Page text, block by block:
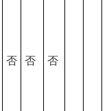
否 否 否